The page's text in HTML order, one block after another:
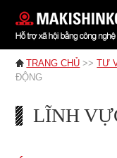
TRANG CHỦ >>TƯ
ĐỘNG
LĨNH